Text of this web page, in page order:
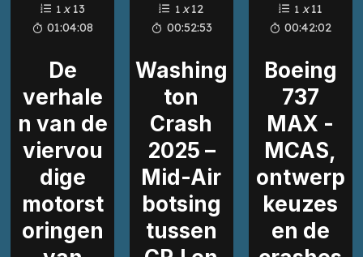
1 x 13
01:04:08
De
verhale
n van de
viervou
dige
motorst
oringen
1 x 12
00:52:53
Washing
ton
Crash
2025 –
Mid-Air
botsing
tussen
1 x 11
00:42:02
Boeing
737
MAX -
MCAS,
ontwerp
keuzes
en de